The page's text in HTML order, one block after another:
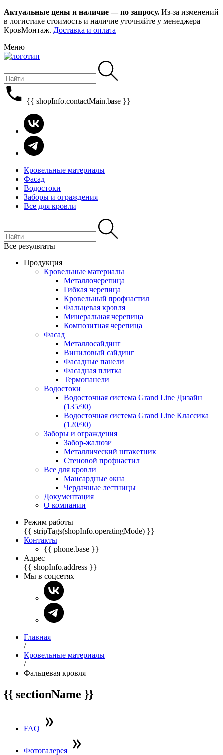
Актуальные цены и наличие — по запросу. Из-за изменений
в логистике стоимость и наличие уточняйте у менеджера
КровМонтаж. Доставка и оплата
Меню
{{ shopInfo.contactMain.base }}
Кровельные материалы
Фасад
Водостоки
Заборы и ограждения
Все для кровли
Все результаты
Продукция
Кровельные материалы
Металлочерепица
Гибкая черепица
Кровельный профнастил
Фальцевая кровля
Минеральная черепица
Композитная черепица
Фасад
Металлосайдинг
Виниловый сайдинг
Фасадные панели
Фасадная плитка
Термопанели
Водостоки
Водосточная система Grand Line Дизайн
(135/90)
Водосточная система Grand Line Классика
(120/90)
Заборы и ограждения
Забор-жалюзи
Металлический штакетник
Стеновой профнастил
Все для кровли
Мансардные окна
Чердачные лестницы
Документация
О компании
Режим работы
{{ stripTags(shopInfo.operatingMode) }}
Контакты
{{ phone.base }}
Адрес
{{ shopInfo.address }}
Мы в соцсетях
Главная
/
Кровельные материалы
/
Фальцевая кровля
{{ sectionName }}
FAQ
Фотогалерея